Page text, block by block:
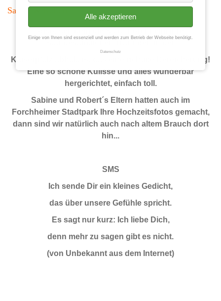
Sabine & Robert
Kaiserpfalz abhält, ist das eine richtige Bereicherung!
Eine so schöne Kulisse und alles wunderbar
hergerichtet, einfach toll.
Sabine und Robert´s Eltern hatten auch im
Forchheimer Stadtpark Ihre Hochzeitsfotos gemacht,
dann sind wir natürlich auch nach altem Brauch dort
hin...
SMS
Ich sende Dir ein kleines Gedicht,
das über unsere Gefühle spricht.
Es sagt nur kurz: Ich liebe Dich,
denn mehr zu sagen gibt es nicht.
(von Unbekannt aus dem Internet)
Alle akzeptieren
Einige von Ihnen sind essenziell und werden zum Betrieb der Webseite benötigt.
Datenschutz